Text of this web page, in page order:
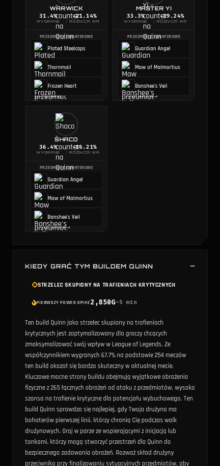
WARWICK
31.4%
WYGRANE
-21.14%
RÓŻNICA WR
PRZEDMIOTY COUNTEROWE
Plated Steelcaps
Thornmail
Frozen Heart
MASTER YI
33.3%
WYGRANE
-19.24%
RÓŻNICA WR
PRZEDMIOTY COUNTEROWE
Guardian Angel
Maw of Malmortius
Banshee's Veil
SHACO
36.4%
WYGRANE
-16.21%
RÓŻNICA WR
PRZEDMIOTY COUNTEROWE
Guardian Angel
Maw of Malmortius
Banshee's Veil
KIEDY GRAĆ TYM BUILDEM QUINN
STRZELEC SKUPIONY NA TRAFIENIACH KRYTYCZNYCH
PIERWSZY POWER SPIKE2,850G~5 min
Ten build Quinn jako strzelec skupiony na trafieniach
krytycznych jest zoptymalizowany dla graczy chcących
zmaksymalizować swój wpływ w League of Legends. Ze
współczynnikiem wygranych 67.7% na podstawie 254 meczów
ten build okazał się bardzo skuteczny w aktualnej mecie.
Kluczowe mocne strony buildu obejmują wyjątkowe obrażenia
fizyczne z 265 łącznych obrażeń od ataku z przedmiotów, wysoka
szansa na trafienie krytyczne dla potencjału wybuchowego. Ten
build Quinn sprawdza się najlepiej, gdy Twoja drużyna ma
bohaterów pierwszej linii, którzy chronią Cię podczas walk
drużynowych. Graj w parze ze wspierającymi z inicjacją lub
tankami, którzy mogą stworzyć przestrzeń dla Quinn do
bezpiecznego zadawania obrażeń. Rozważ skład drużyny
przeciwnika przy finalizowaniu sytuacyjnych przedmiotów, aby